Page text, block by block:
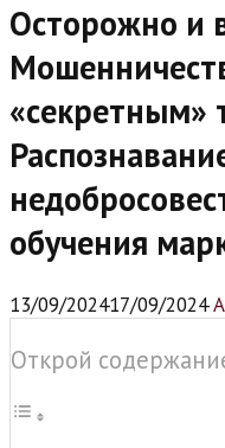
Осторожно и
«секретным»
обучения
13/09/202417/09/2024
Открой